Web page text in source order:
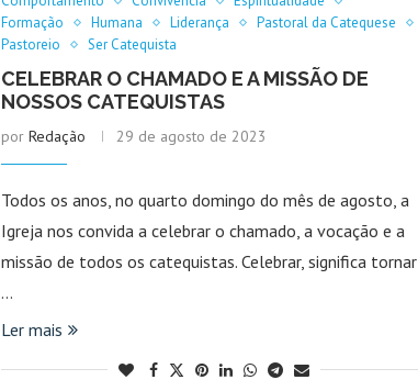
Formação
Humana Liderança
Pastoral da Catequese
Pastoreio
Ser Catequista
CELEBRAR O CHAMADO E A MISSÃO DE
NOSSOS CATEQUISTAS
por Redação 29 de agosto de 2023
Todos os anos, no quarto domingo do mês de agosto, a
Igreja nos convida a celebrar o chamado, a vocação e a
missão de todos os catequistas. Celebrar, significa tornar
…
Ler mais